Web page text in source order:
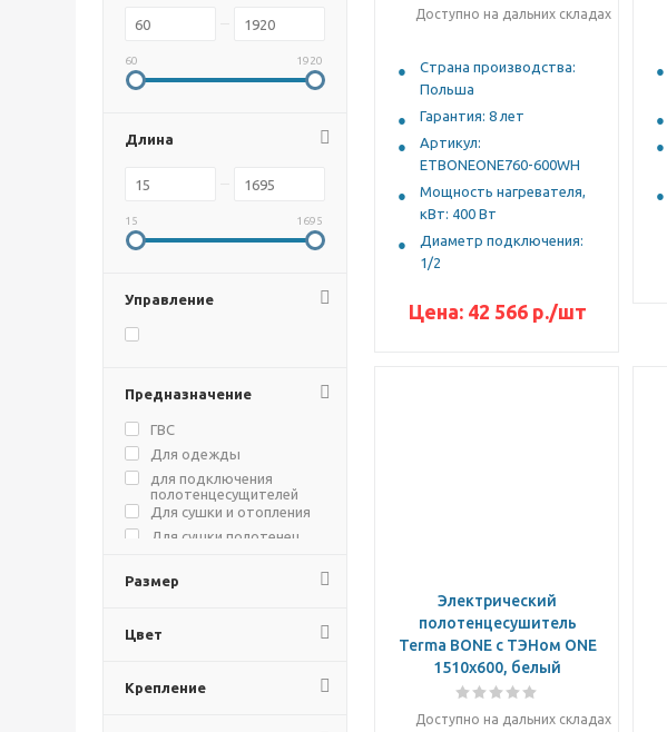
Хром
черный / RAL 9005
черый
60 1920
Длина
15 1695
Управление
Предназначение
ГВС
Для одежды
для подключения
полотенцесущителей
Для сушки и отопления
Для сушки полотенец
Регулировка
Сушка
сушка и отопление
Размер
Цвет
Крепление
Доступно на дальних складах
Страна производства:
Польша
Гарантия: 8 лет
Артикул:
ETBONEONE760-600WH
Мощность нагревателя,
кВт: 400 Вт
Диаметр подключения:
1/2
Цена: 42 566р./шт
Электрический
полотенцесушитель
Terma BONE с ТЭНом ONE
1510x600, белый
Доступно на дальних складах